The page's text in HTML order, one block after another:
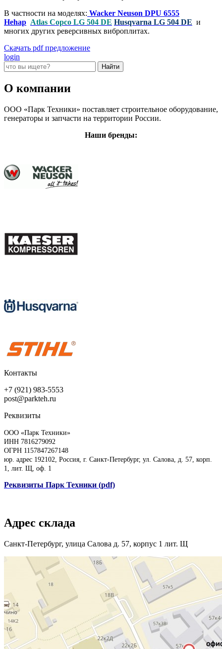
В частности на моделях: Wacker Neuson DPU 6555
Hehap Atlas Copco LG 504 DE Husqvarna LG 504 DE и
многих других реверсивных виброплитах.
Скачать pdf предложение
login
О компании
ООО «Парк Техники» поставляет строительное оборудование,
генераторы и запчасти на территории России.
Наши бренды:
Контакты
+7 (921) 983-5553
post@parkteh.ru
Реквизиты
ООО «Парк Техники»
ИНН 7816279092
ОГРН 1157847267148
юр. адрес 192102, Россия, г. Санкт-Петербург, ул. Салова, д. 57, корп.
1, лит. Щ, оф. 1
Реквизиты Парк Техники (pdf)
Адрес склада
Санкт-Петербург, улица Салова д. 57, корпус 1 лит. Щ